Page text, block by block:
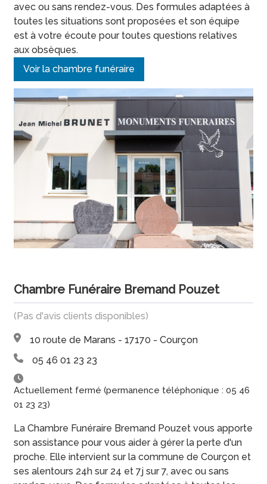
avec ou sans rendez-vous. Des formules adaptées à
toutes les situations sont proposées et son équipe
est à votre écoute pour toutes questions relatives
aux obsèques.
Voir la chambre funéraire
Chambre Funéraire Bremand Pouzet
(Pas d'avis clients disponibles)
10 route de Marans - 17170 - Courçon
05 46 01 23 23
Actuellement fermé (permanence téléphonique : 05 46
01 23 23)
La Chambre Funéraire Bremand Pouzet vous apporte
son assistance pour vous aider à gérer la perte d'un
proche. Elle intervient sur la commune de Courçon et
ses alentours 24h sur 24 et 7j sur 7, avec ou sans